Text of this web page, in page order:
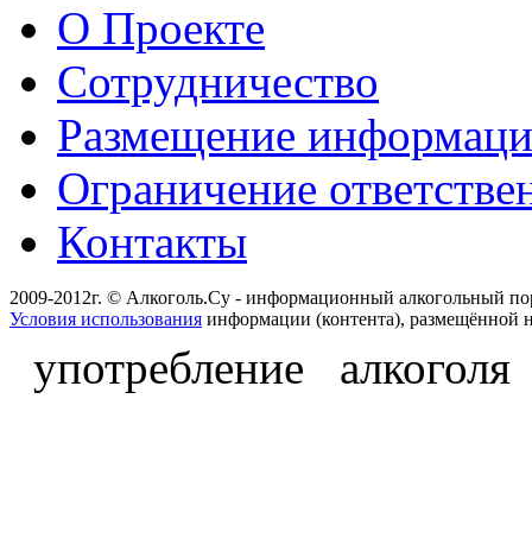
О Проекте
Сотрудничество
Размещение
Ограничение
Контакты
2009-2012г. © Алкоголь.Су - информационный алкогольный
Условия использования информации (контента), размещённой
употребление